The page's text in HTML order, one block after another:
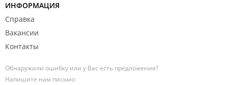
ИНФОРМАЦИЯ
Справка
Вакансии
Контакты
Обнаружили ошибку или у Вас есть предложения?
Напишите нам письмо: